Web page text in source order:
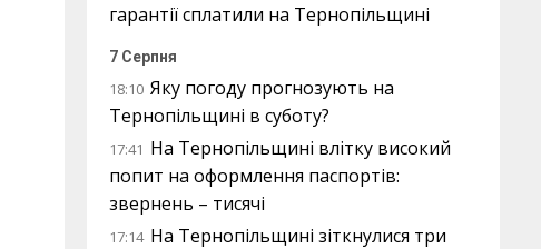
гарантії сплатили на Тернопільщині
7 Серпня
18:10 Яку погоду прогнозують на
Тернопільщині в суботу?
17:41 На Тернопільщині влітку високий
попит на оформлення паспортів:
звернень – тисячі
17:14 На Тернопільщині зіткнулися три